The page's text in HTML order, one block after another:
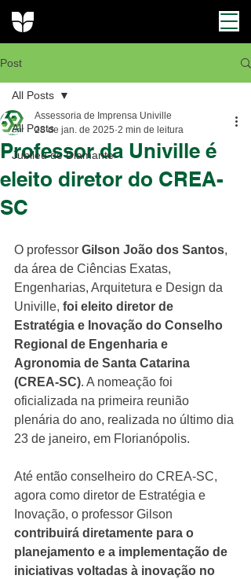
Post
All Posts
Jubileu de Diamante
All Posts
Professor da Univille é
eleito diretor do CREA-
SC
Assessoria de Imprensa Univille
28 de jan. de 2025 2 min de leitura
O professor Gilson João dos Santos,
da área de Ciências Exatas,
Engenharias, Arquitetura e Design da
Univille, foi eleito diretor de
Estratégia e Inovação do Conselho
Regional de Engenharia e
Agronomia de Santa Catarina
(CREA-SC). A nomeação foi
oficializada na primeira reunião
plenária do ano, realizada no último dia
23 de janeiro, em Florianópolis.
Até então conselheiro do CREA-SC,
agora como diretor de Estratégia e
Inovação, o professor Gilson
contribuirá diretamente para o
planejamento e a implementação de
iniciativas voltadas à inovação no